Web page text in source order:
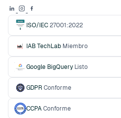
ISO/IEC27001:2022
IAB TechLab Miembro
Google BigQuery Listo
GDPRConforme
CCPAConforme